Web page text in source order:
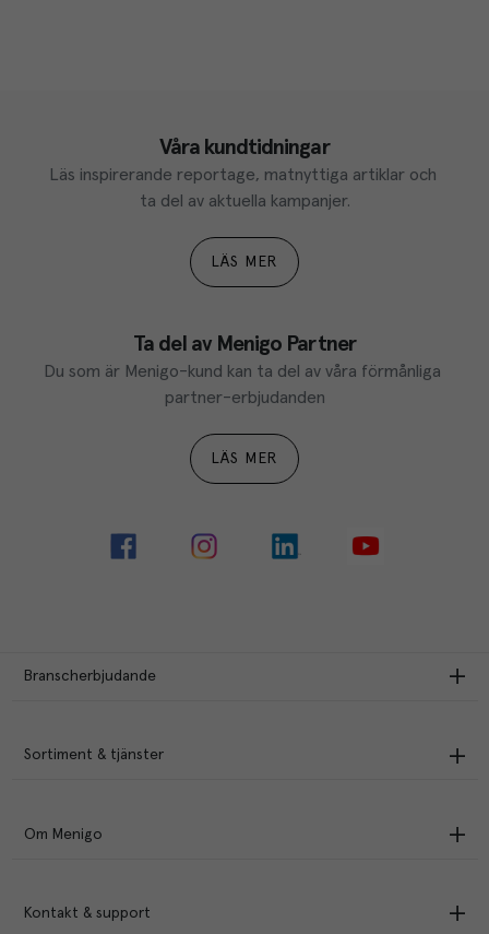
Våra kundtidningar
Läs inspirerande reportage, matnyttiga artiklar och
ta del av aktuella kampanjer.
LÄS MER
Ta del av Menigo Partner
Du som är Menigo-kund kan ta del av våra förmånliga
partner-erbjudanden
LÄS MER
Branscherbjudande
Sortiment & tjänster
Om Menigo
Kontakt & support